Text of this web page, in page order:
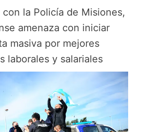
con la Policía de Misiones,
amenaza con iniciar
masiva por mejores
laborales y salariales